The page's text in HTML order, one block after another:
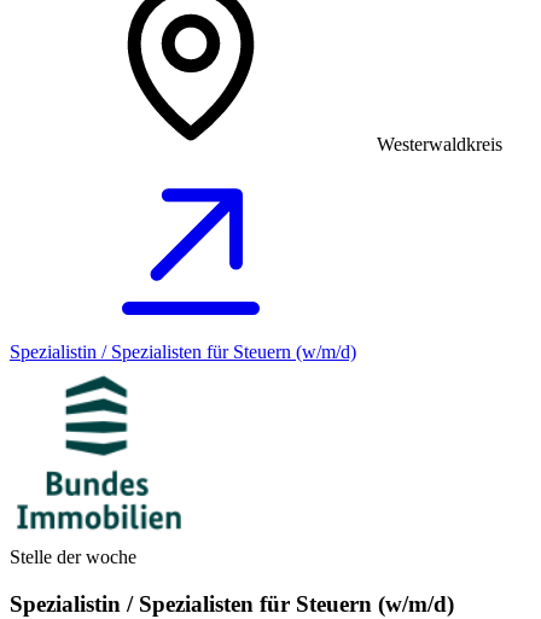
Westerwaldkreis
Spezialistin / Spezialisten für Steuern (w/m/d)
Stelle der woche
Spezialistin / Spezialisten für Steuern (w/m/d)